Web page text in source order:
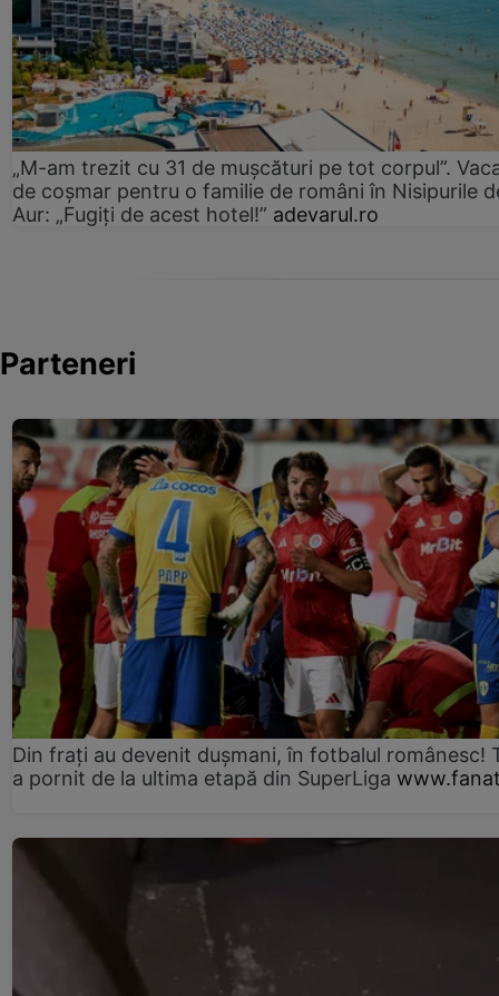
„M-am trezit cu 31 de mușcături pe tot corpul”.
de coșmar pentru o familie de români în Nisipurile
Aur: „Fugiți de acest hotel!” adevarul.ro
Parteneri
Din frați au devenit dușmani, în fotbalul românesc!
a pornit de la ultima etapă din SuperLiga